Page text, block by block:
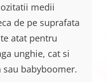
medii
de pe suprafata
atat pentru
unghie, cat si
babyboomer.